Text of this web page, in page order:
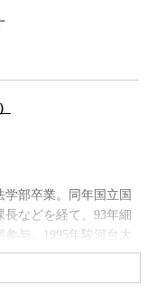
学部卒業。同年国立国
などを経て、93年細
与。1995年駿河台大
り現職。著書に『官
政治空白の時代』な